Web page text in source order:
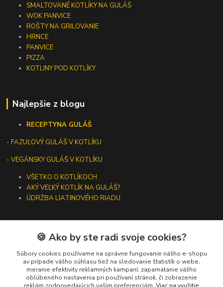
SMALTOVANÉ KOTLÍKY NA GULÁŠ
WOK PANVICE
ROŠTY NA GRILOVANIE
HRNCE
PANVICE
PIZZA
KOTLINY POD KOTLÍKY
Najlepšie z blogu
RECEPTYNA GULÁŠ
-FAZUĽOVÝ GULÁŠ V KOTLÍKU
- VEGÁNSKY GULÁŠ V KOTLÍKU
VŠETKO O KOTLÍKOCH
AKÝ VEĽKÝ KOTLÍK NA GULÁŠ?
ÚDRŽBA LIATINOVÉHO RIADU
Kontakty
+421 919 275 553
(Po-Pia, 10-13 hod.)
🍪 Ako by ste radi svoje cookies?
Súbory cookies používame na správne fungovanie nášho e-shopu
av prípade vášho súhlasu tiež na sledovanie štatistík o webe,
meranie efektivity reklamných kampaní, zapamätanie vášho
obľúbeného nastavenia pri používaní stránok, či zobrazenie